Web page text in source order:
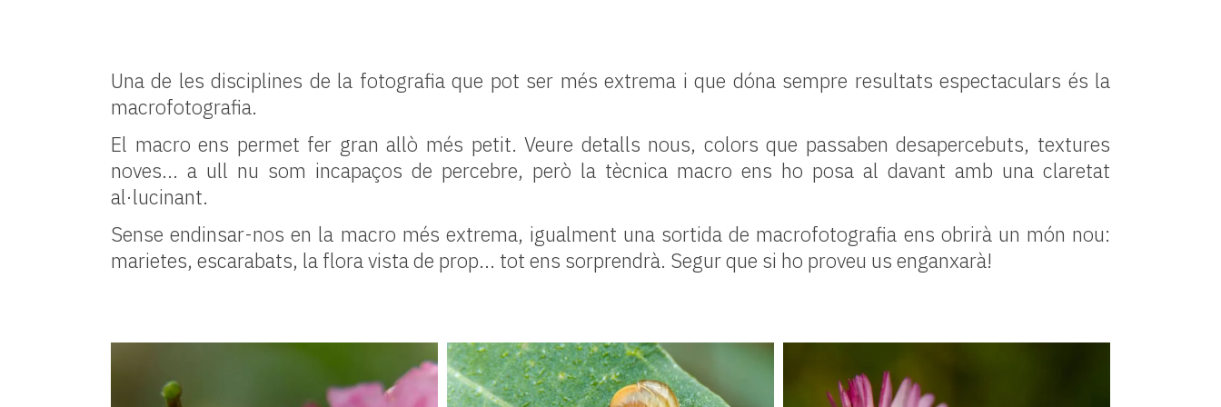
Una de les disciplines de la fotografia que pot ser més extrema i que dóna sempre resultats espectaculars és la
macrofotografia.
El macro ens permet fer gran allò més petit. Veure detalls nous, colors que passaben desapercebuts, textures
noves... a ull nu som incapaços de percebre, però la tècnica macro ens ho posa al davant amb una claretat
al·lucinant.
Sense endinsar-nos en la macro més extrema, igualment una sortida de macrofotografia ens obrirà un món nou:
marietes, escarabats, la flora vista de prop... tot ens sorprendrà. Segur que si ho proveu us enganxarà!